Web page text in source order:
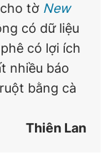
tờ New
có dữ liệu
có lợi ích
nhiều báo
bằng cà
Thiên Lan